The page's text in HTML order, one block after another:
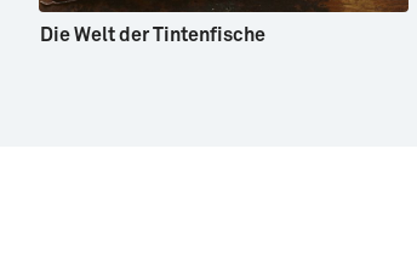
Die Welt der Tintenfische